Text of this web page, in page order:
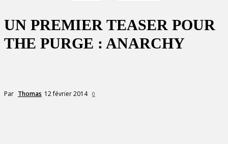
UN PREMIER TEASER POUR
THE PURGE : ANARCHY
Par Thomas 12 février 2014 0